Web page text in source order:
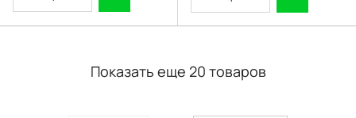
Показать еще 20 товаров